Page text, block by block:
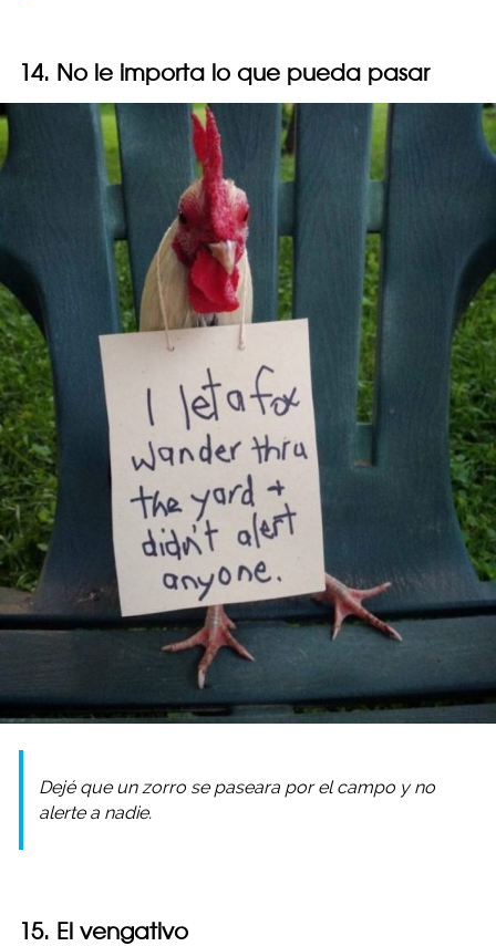
14. No le importa lo que pueda pasar
Dejé que un zorro se paseara por el campo y no
alerte a nadie.
15. El vengativo